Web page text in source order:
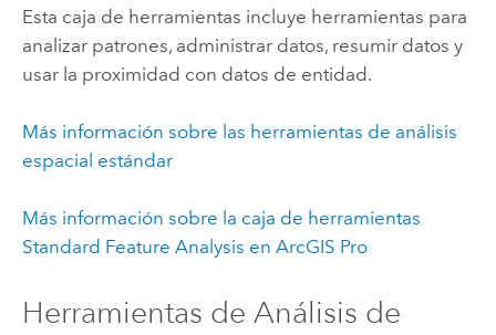
Esta caja de herramientas incluye herramientas para
analizar patrones, administrar datos, resumir datos y
usar la proximidad con datos de entidad.
Más información sobre las herramientas de análisis
espacial estándar
Más información sobre la caja de herramientas
Standard Feature Analysis en ArcGIS Pro
Herramientas de Análisis de